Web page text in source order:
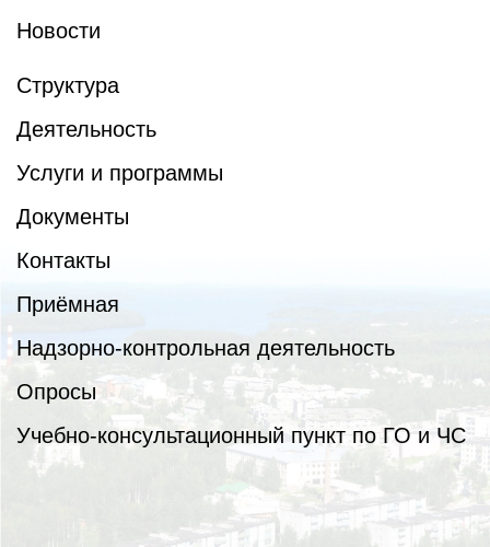
Новости
Структура
Деятельность
Услуги и программы
Документы
Контакты
Приёмная
Надзорно-контрольная деятельность
Опросы
Учебно-консультационный пункт по ГО и ЧС